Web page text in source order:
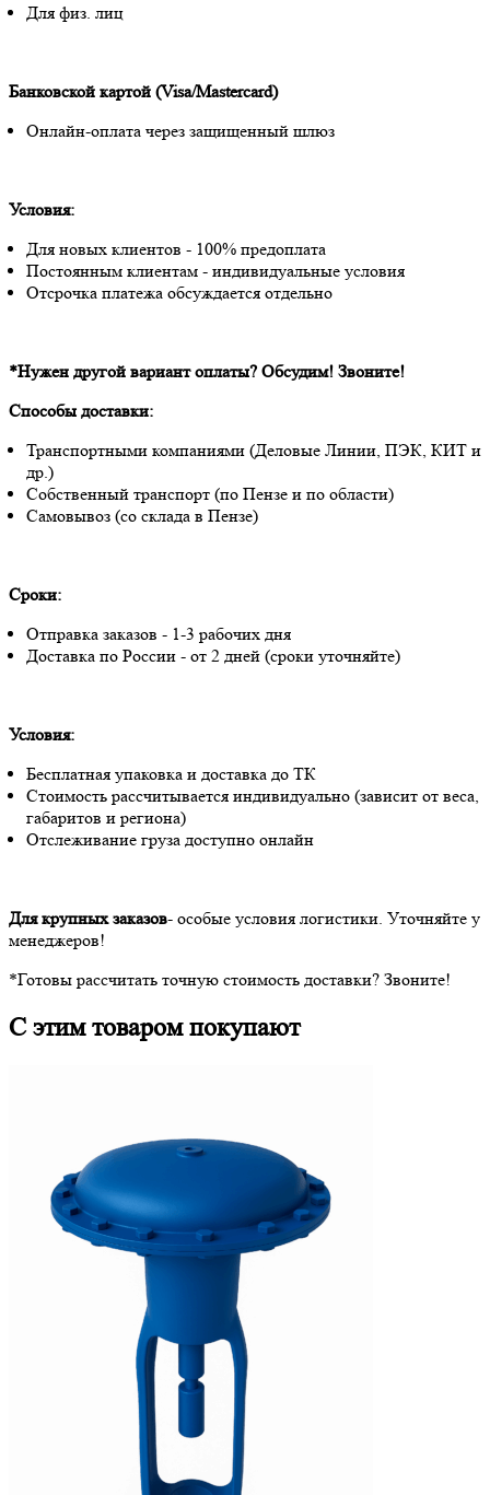
Для физ. лиц
Банковской картой (Visa/Mastercard)
Онлайн-оплата через защищенный шлюз
Условия:
Для новых клиентов - 100% предоплата
Постоянным клиентам - индивидуальные условия
Отсрочка платежа обсуждается отдельно
*Нужен другой вариант оплаты? Обсудим! Звоните!
Способы доставки:
Транспортными компаниями (Деловые Линии, ПЭК, КИТ и
др.)
Собственный транспорт (по Пензе и по области)
Самовывоз (со склада в Пензе)
Сроки:
Отправка заказов - 1-3 рабочих дня
Доставка по России - от 2 дней (сроки уточняйте)
Условия:
Бесплатная упаковка и доставка до ТК
Стоимость рассчитывается индивидуально (зависит от веса,
габаритов и региона)
Отслеживание груза доступно онлайн
Для крупных заказов- особые условия логистики. Уточняйте у
менеджеров!
*Готовы рассчитать точную стоимость доставки? Звоните!
С этим товаром покупают